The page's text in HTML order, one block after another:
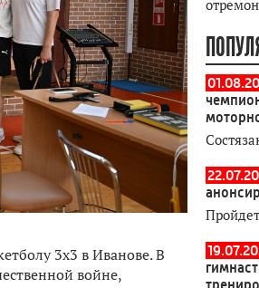
3x3 в Иванове. В
войне,